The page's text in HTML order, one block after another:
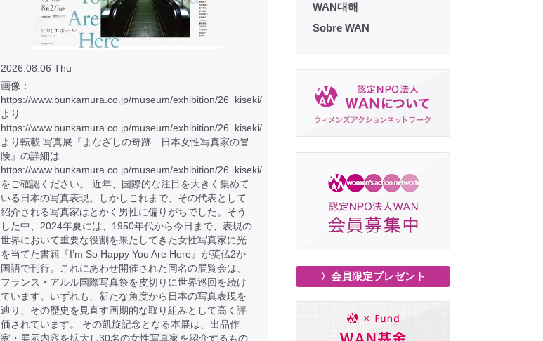
2026.08.06 Thu
画像：
https://www.bunkamura.co.jp/museum/exhibition/26_kiseki/
より
https://www.bunkamura.co.jp/museum/exhibition/26_kiseki/
より転載 写真展『まなざしの奇跡 日本女性写真家の冒
険』の詳細は
https://www.bunkamura.co.jp/museum/exhibition/26_kiseki/
をご確認ください。 近年、国際的な注目を大きく集めて
いる日本の写真表現。しかしこれまで、その代表として
紹介される写真家はとかく男性に偏りがちでした。そう
した中、2024年夏には、1950年代から今日まで、表現の
世界において重要な役割を果たしてきた女性写真家に光
を当てた書籍『I’m So Happy You Are Here』が英仏2か
国語で刊行。これにあわせ開催された同名の展覧会は、
フランス・アルル国際写真祭を皮切りに世界巡回を続け
ています。いずれも、新たな角度から日本の写真表現を
辿り、その歴史を見直す画期的な取り組みとして高く評
価されています。 その凱旋記念となる本展は、出品作
家・展示内容を拡大し30名の女性写真家を紹介するもの
WAN대해
Sobre WAN
〉会員限定プレゼント